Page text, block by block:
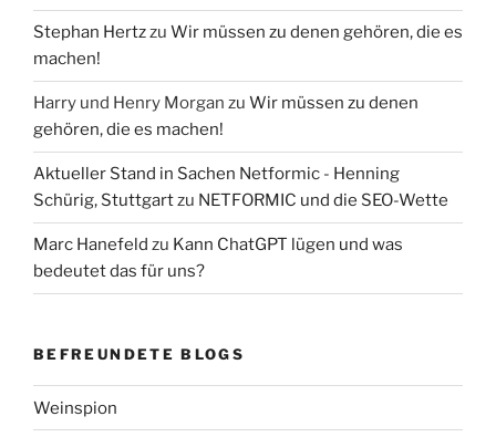
Stephan Hertzzu Wir müssen zu denen gehören, die es
machen!
Harry und Henry Morgan zu Wir müssen zu denen
gehören, die es machen!
Aktueller Stand in Sachen Netformic - Henning
Schürig, Stuttgartzu NETFORMIC und die SEO-Wette
Marc Hanefeld zu Kann ChatGPT lügen und was
bedeutet das für uns?
BEFREUNDETE BLOGS
Weinspion